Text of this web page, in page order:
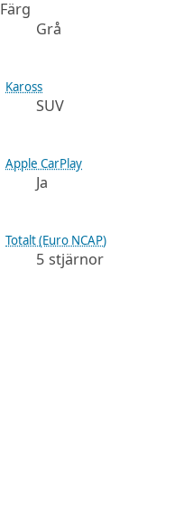
Färg
Grå
Kaross
SUV
Apple CarPlay
Ja
Totalt (Euro NCAP)
5 stjärnor